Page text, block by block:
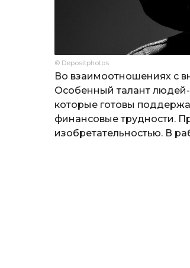
© Depositphotos
Во взаимоотношениях с
Особенный талант
которые готовы
финансовые трудности.
изобретательностью. В